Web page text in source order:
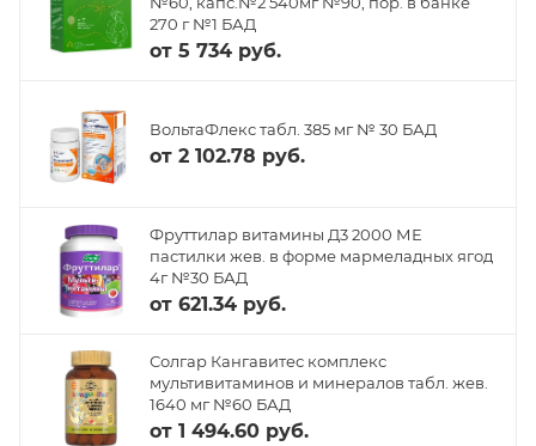
270 г №1 БАД
от 5 734 руб.
ВольтаФлекс табл. 385 мг № 30 БАД
от 2 102.78 руб.
Фруттилар витамины Д3 2000 МЕ
пастилки жев. в форме мармеладных ягод
4г №30 БАД
от 621.34 руб.
Солгар Кангавитес комплекс
мультивитаминов и минералов табл. жев.
1640 мг №60 БАД
от 1 494.60 руб.